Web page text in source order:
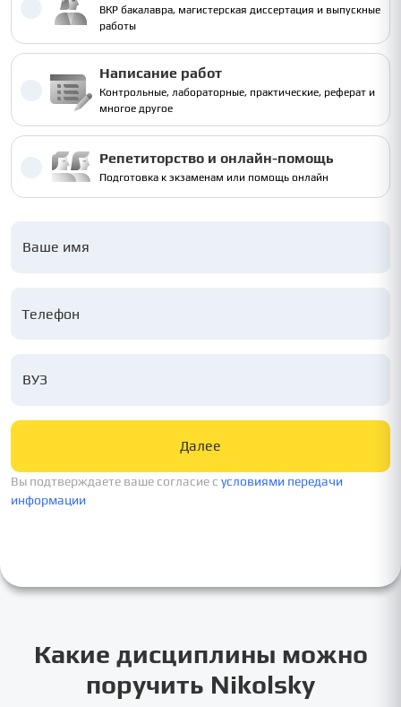
ВКР бакалавра, магистерская диссертация и выпускные
работы
Написание работ
Контрольные, лабораторные, практические, реферат и
многое другое
Репетиторство и онлайн-помощь
Подготовка к экзаменам или помощь онлайн
Ваше имя
ВУЗ
Вы подтверждаете ваше согласие c условиями передачи
информации
Далее
Какие дисциплины можно
поручить Nikolsky